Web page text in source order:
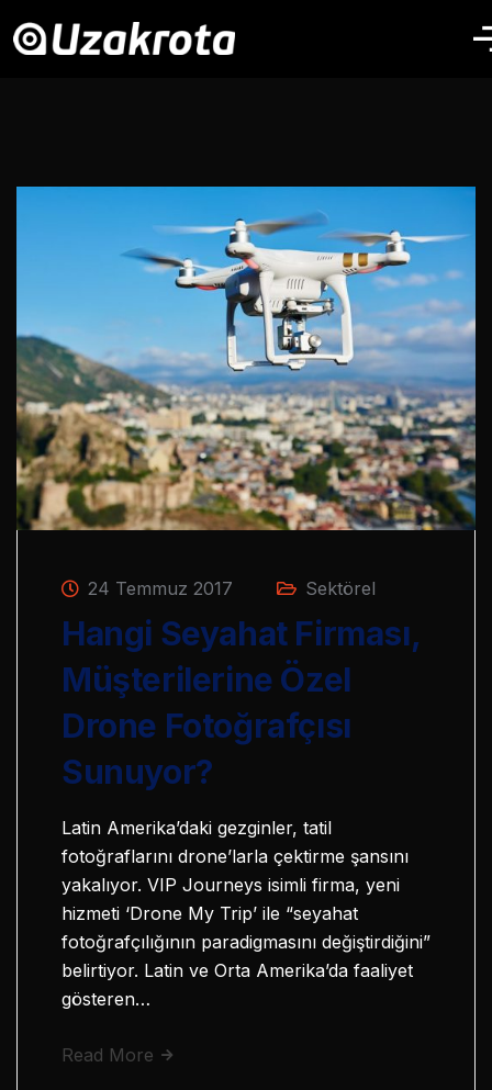
24 Temmuz 2017 Sektörel
Hangi Seyahat Firması,
Müşterilerine Özel
Drone Fotoğrafçısı
Sunuyor?
Latin Amerika’daki gezginler, tatil
fotoğraflarını drone’larla çektirme şansını
yakalıyor. VIP Journeys isimli firma, yeni
hizmeti ‘Drone My Trip’ ile “seyahat
fotoğrafçılığının paradigmasını değiştirdiğini”
belirtiyor. Latin ve Orta Amerika’da faaliyet
gösteren…
Read More